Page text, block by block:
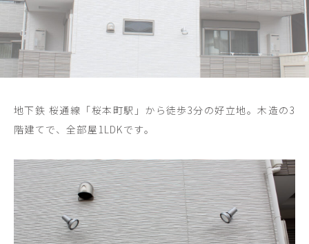
地下鉄 桜通線「桜本町駅」から徒歩3分の好立地。木造の3
階建てで、全部屋1LDKです。